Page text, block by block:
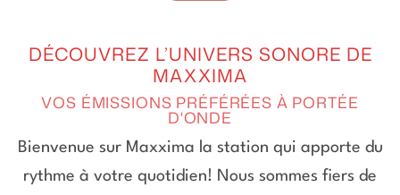
DÉCOUVREZ L’UNIVERS SONORE DE
MAXXIMA
VOS ÉMISSIONS PRÉFÉRÉES À PORTÉE
D'ONDE
Bienvenue sur Maxxima la station qui apporte du
rythme à votre quotidien! Nous sommes fiers de